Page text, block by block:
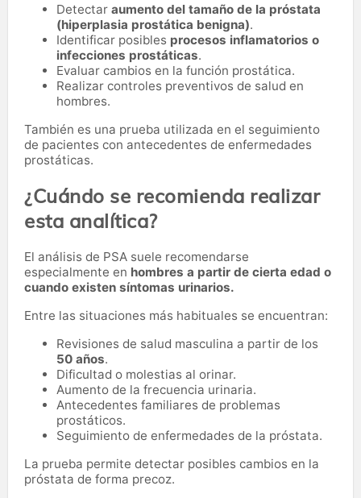
Detectar aumento del tamaño de la próstata
(hiperplasia prostática benigna).
Identificar posibles procesos inflamatorios o
infecciones prostáticas.
Evaluar cambios en la función prostática.
Realizar controles preventivos de salud en
hombres.
También es una prueba utilizada en el seguimiento
de pacientes con antecedentes de enfermedades
prostáticas.
¿Cuándo se recomienda realizar
esta analítica?
El análisis de PSA suele recomendarse
especialmente en hombres a partir de cierta edad o
cuando existen síntomas urinarios.
Entre las situaciones más habituales se encuentran:
Revisiones de salud masculina a partir de los
50 años.
Dificultad o molestias al orinar.
Aumento de la frecuencia urinaria.
Antecedentes familiares de problemas
prostáticos.
Seguimiento de enfermedades de la próstata.
La prueba permite detectar posibles cambios en la
próstata de forma precoz.